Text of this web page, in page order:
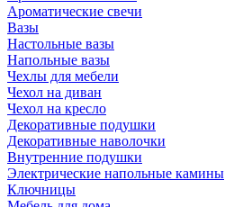
Ароматические свечи
Вазы
Настольные вазы
Напольные вазы
Чехлы для мебели
Чехол на диван
Чехол на кресло
Декоративные подушки
Декоративные наволочки
Внутренние подушки
Электрические напольные камины
Ключницы